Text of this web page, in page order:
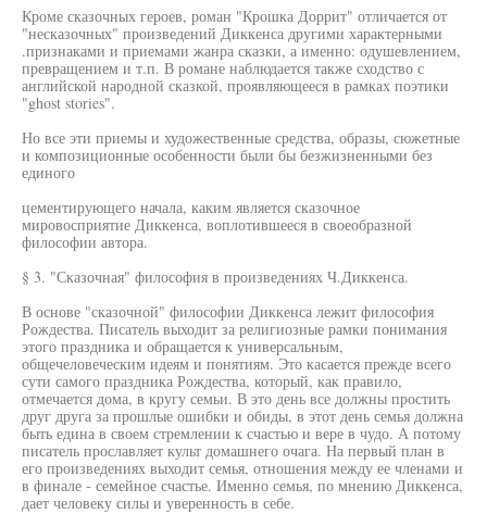
Кроме сказочных героев, роман "Крошка Доррит" отличается от
"несказочных" произведений Диккенса другими характерными
.признаками и приемами жанра сказки, а именно: одушевлением,
превращением и т.п. В романе наблюдается также сходство с
английской народной сказкой, проявляющееся в рамках поэтики
"ghost stories".
Но все эти приемы и художественные средства, образы, сюжетные
и композиционные особенности были бы безжизненными без
единого
цементирующего начала, каким является сказочное
мировосприятие Диккенса, воплотившееся в своеобразной
философии автора.
§ 3. "Сказочная" философия в произведениях Ч.Диккенса.
В основе "сказочной" философии Диккенса лежит философия
Рождества. Писатель выходит за религиозные рамки понимания
этого праздника и обращается к универсальным,
общечеловеческим идеям и понятиям. Это касается прежде всего
сути самого праздника Рождества, который, как правило,
отмечается дома, в кругу семьи. В это день все должны простить
друг друга за прошлые ошибки и обиды, в этот день семья должна
быть едина в своем стремлении к счастью и вере в чудо. А потому
писатель прославляет культ домашнего очага. На первый план в
его произведениях выходит семья, отношения между ее членами и
в финале - семейное счастье. Именно семья, по мнению Диккенса,
дает человеку силы и уверенность в себе.